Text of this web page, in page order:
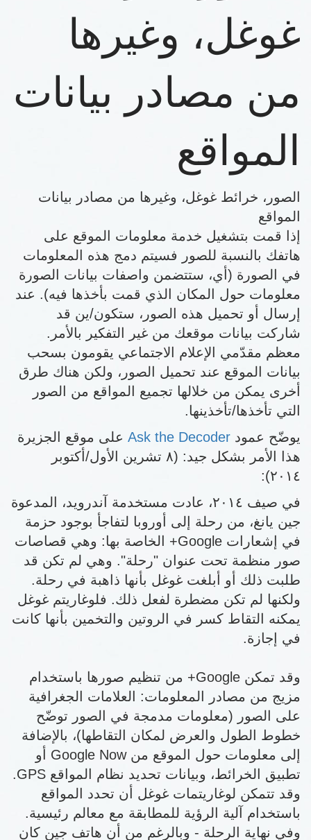
غوغل، وغيرها
من مصادر بيانات
المواقع
الصور، خرائط غوغل، وغيرها من مصادر بيانات
المواقع
إذا قمت بتشغيل خدمة معلومات الموقع على
هاتفك بالنسبة للصور فسيتم دمج هذه المعلومات
في الصورة (أي، ستتضمن واصفات بيانات الصورة
معلومات حول المكان الذي قمت بأخذها فيه). عند
إرسال أو تحميل هذه الصور، ستكون/ين قد
شاركت بيانات موقعك من غير التفكير بالأمر.
معظم مقدّمي الإعلام الاجتماعي يقومون بسحب
بيانات الموقع عند تحميل الصور، ولكن هناك طرق
أخرى يمكن من خلالها تجميع المواقع من الصور
التي تأخذها/تأخذينها.
يوضّح عمود Ask the Decoder على موقع الجزيرة
هذا الأمر بشكل جيد: (٨ تشرين الأول/أكتوبر
٢٠١٤):
في صيف ٢٠١٤، عادت مستخدمة آندرويد، المدعوة
جين يانغ، من رحلة إلى أوروبا لتفاجأ بوجود حزمة
في إشعارات Google+ الخاصة بها: وهي قصاصات
صور منظمة تحت عنوان "رحلة". وهي لم تكن قد
طلبت ذلك أو أبلغت غوغل بأنها ذاهبة في رحلة.
ولكنها لم تكن مضطرة لفعل ذلك. فلوغاريتم غوغل
يمكنه التقاط كسر في الروتين والتخمين بأنها كانت
في إجازة.
وقد تمكن Google+ من تنظيم صورها باستخدام
مزيج من مصادر المعلومات: العلامات الجغرافية
على الصور (معلومات مدمجة في الصور توضّح
خطوط الطول والعرض لمكان التقاطها)، بالإضافة
إلى معلومات حول الموقع من Google Now أو
تطبيق الخرائط، وبيانات تحديد نظام المواقع GPS.
وقد تتمكن لوغاريتمات غوغل أن تحدد المواقع
باستخدام آلية الرؤية للمطابقة مع معالم رئيسية.
وفي نهاية الرحلة - وبالرغم من أن هاتف جين كان